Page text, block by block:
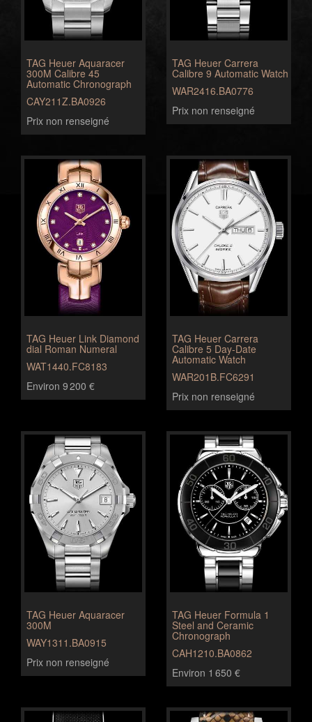
TAG Heuer Aquaracer
300M Calibre 45
Automatic Chronograph
CAY211Z.BA0926
Prix non renseigné
TAG Heuer Carrera
Calibre 9 Automatic Watch
WAR2416.BA0776
Prix non renseigné
TAG Heuer Link Diamond
dial Roman Numeral
WAT1440.FC8183
Environ 9 200 €
TAG Heuer Carrera
Calibre 5 Day-Date
Automatic Watch
WAR201B.FC6291
Prix non renseigné
TAG Heuer Aquaracer
300M
WAY1311.BA0915
Prix non renseigné
TAG Heuer Formula 1
Steel and Ceramic
Chronograph
CAH1210.BA0862
Environ 1 650 €